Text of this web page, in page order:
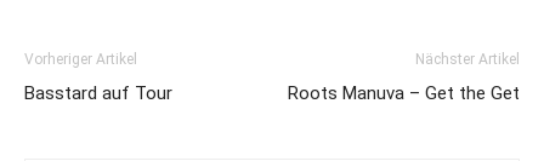
Vorheriger Artikel
Basstard auf Tour
Nächster Artikel
Roots Manuva – Get the Get